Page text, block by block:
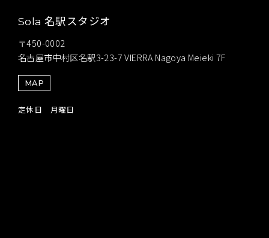
Sola 名駅スタジオ
〒450-0002
名古屋市中村区名駅3-23-7 VIERRA Nagoya Meieki 7F
MAP
定休日 月曜日